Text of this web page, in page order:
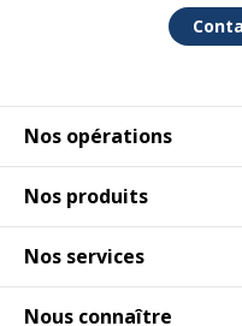
Nos opérations
Nos produits
Nos services
Nous connaître